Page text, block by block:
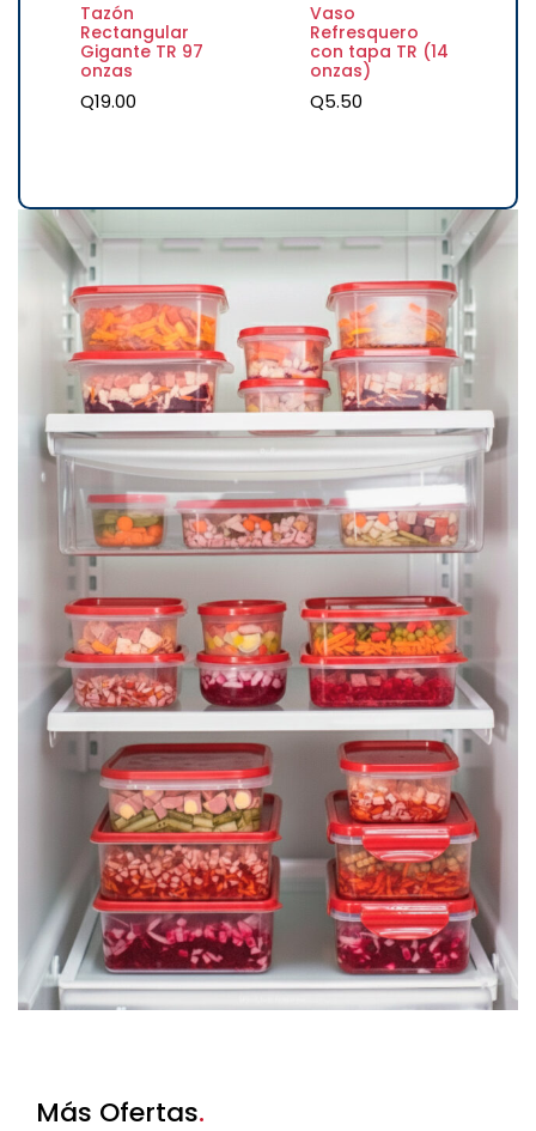
Tazón
Rectangular
Gigante TR 97
onzas
Q19.00
Vaso
Refresquero
con tapa TR (14
onzas)
Q5.50
Más Ofertas